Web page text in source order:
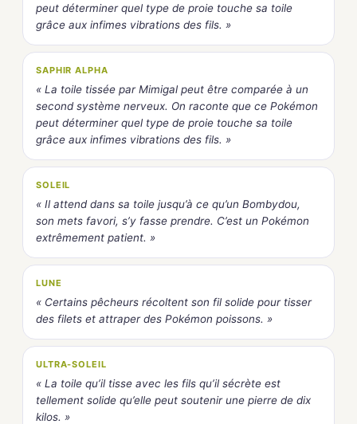
peut déterminer quel type de proie touche sa toile
grâce aux infimes vibrations des fils. »
SAPHIR ALPHA
« La toile tissée par Mimigal peut être comparée à un
second système nerveux. On raconte que ce Pokémon
peut déterminer quel type de proie touche sa toile
grâce aux infimes vibrations des fils. »
SOLEIL
« Il attend dans sa toile jusqu’à ce qu’un Bombydou,
son mets favori, s’y fasse prendre. C’est un Pokémon
extrêmement patient. »
LUNE
« Certains pêcheurs récoltent son fil solide pour tisser
des filets et attraper des Pokémon poissons. »
ULTRA-SOLEIL
« La toile qu’il tisse avec les fils qu’il sécrète est
tellement solide qu’elle peut soutenir une pierre de dix
kilos. »